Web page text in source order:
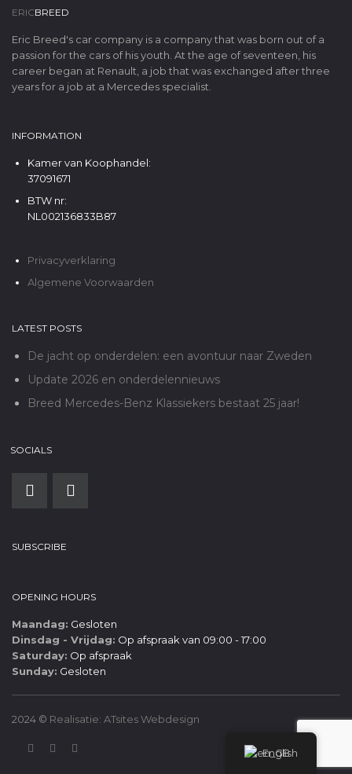
ERICBREED
Eric Breed's car company is a company that was born out of a
passion for the cars of his youth. At the age of seventeen, his
career began at Renault, a job that was exchanged after three
years for a job at a Mercedes specialist.
INFORMATION
Kamer van Koophandel:
37091671
BTW nr:
NL002136833B87
Privacyverklaring
Algemene Voorwaarden
LATEST POSTS
De jacht op onderdelen: een avontuur naar Zweden
Update 2026 en onderdelennieuws
Breed Mercedes-Benz Klassiekers bestaat 25 jaar!
SOCIALS
SUBSCRIBE
OPENING HOURS
Maandag: Gesloten
Dinsdag - Vrijdag: Op afspraak van 09:00 - 17:00
Saturday: Op afspraak
Sunday: Gesloten
2024 © Realisatie: ATsites Webdesign
English